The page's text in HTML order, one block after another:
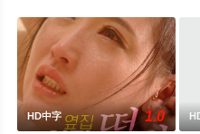
高清无删减完整版电影大全
可移步至豆瓣电影、电视猫
HD中字 1.0